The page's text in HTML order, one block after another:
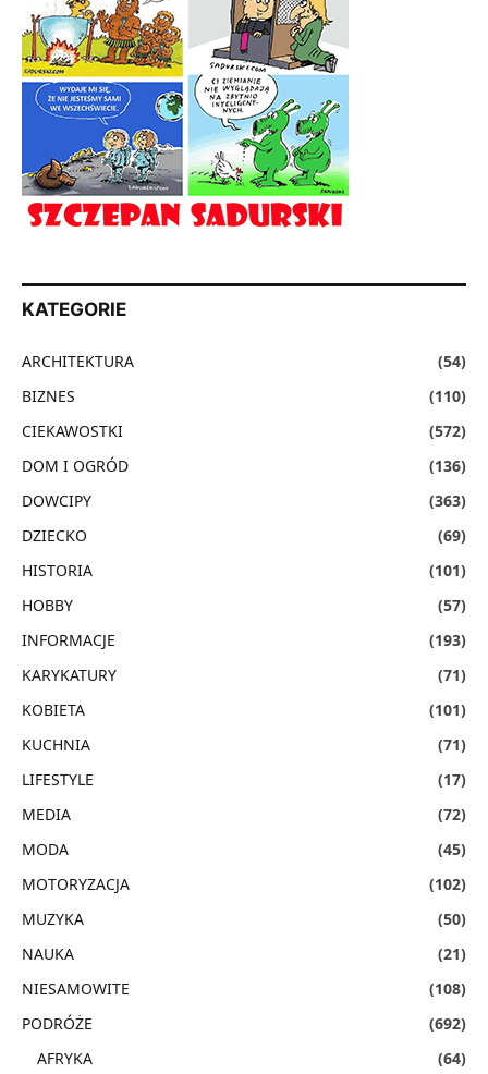
KATEGORIE
ARCHITEKTURA
(54)
BIZNES
(110)
CIEKAWOSTKI
(572)
DOM I OGRÓD
(136)
DOWCIPY
(363)
DZIECKO
(69)
HISTORIA
(101)
HOBBY
(57)
INFORMACJE
(193)
KARYKATURY
(71)
KOBIETA
(101)
KUCHNIA
(71)
LIFESTYLE
(17)
MEDIA
(72)
MODA
(45)
MOTORYZACJA
(102)
MUZYKA
(50)
NAUKA
(21)
NIESAMOWITE
(108)
PODRÓŻE
(692)
AFRYKA
(64)